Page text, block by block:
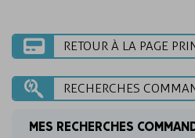
RETOUR À LA PAGE
RECHERCHES
MES RECHERCHES